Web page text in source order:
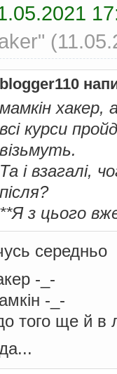
blogger110
мамкін
всі курси
візьмуть.
Та і взагалі,
після?
**Я з цього
середньо
-_-
-_-
того ще й в